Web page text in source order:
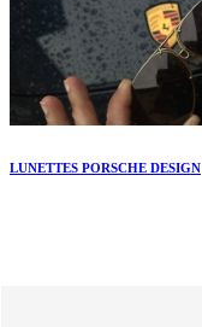
LUNETTES PORSCHE DESIGN